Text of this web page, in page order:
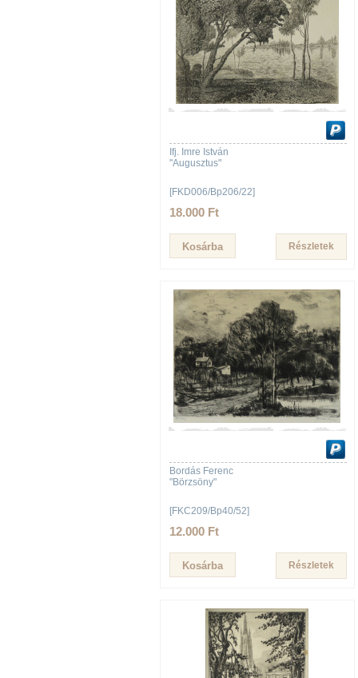
Ifj. Imre István
"Augusztus"
[FKD006/Bp206/22]
18.000 Ft
Részletek
Bordás Ferenc
"Börzsöny"
[FKC209/Bp40/52]
12.000 Ft
Részletek